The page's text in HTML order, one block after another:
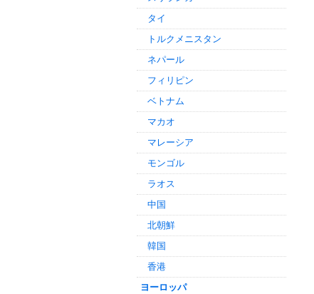
タイ
トルクメニスタン
ネパール
フィリピン
ベトナム
マカオ
マレーシア
モンゴル
ラオス
中国
北朝鮮
韓国
香港
ヨーロッパ